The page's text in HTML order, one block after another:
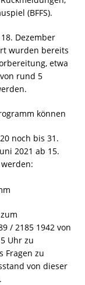
(BFFS).
Dezember
wurden bereits
etwa
rund 5
können
noch bis 31.
2021 ab 15.
/ 2185 1942 von
Uhr zu
Fragen zu
von dieser